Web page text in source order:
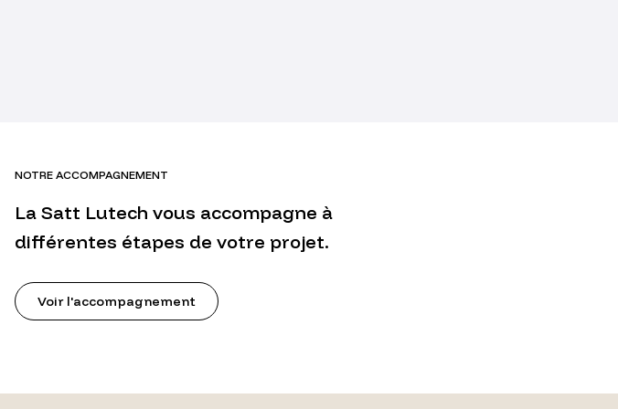
NOTRE ACCOMPAGNEMENT
La Satt Lutech vous accompagne à
différentes étapes de votre projet.
Voir l'accompagnement